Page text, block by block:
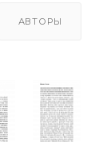
АВТОРЫ